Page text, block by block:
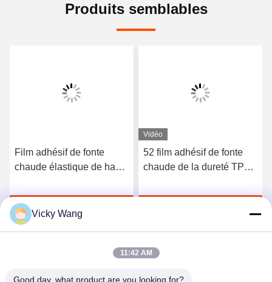
Produits semblables
Film adhésif de fonte
chaude élastique de haute
3412
Discuter Maintenant
Vidéo
52 film adhésif de fonte
chaude de la dureté TPU
vêtements sans couture
Vicky Wang
11:42 AM
Good day, what product are you looking for?